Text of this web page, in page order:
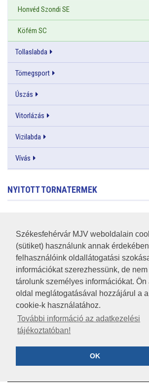
Székesfehérvár MJV weboldalain
(sütiket) használunk annak
felhasználóink oldallátogatási
információkat szerezhessünk, de nem
tárolunk személyes információkat. Ön
oldal meglátogatásával hozzájárul a a
cookie-k használatához.
További információ az adatkezelési
tájékoztatóban!
OK
Honvéd Szondi SE
Köfém SC
Tollaslabda
Tömegsport
Úszás
Vitorlázás
Vizilabda
Vívás
NYITOTT TORNATERMEK
RSS
A HONLAP 2017.03.31-I ÁLLAPOTA
JOGI NYILATKOZAT
IMPRESSZUM
KÖZÉRDEKŰ ADATOK